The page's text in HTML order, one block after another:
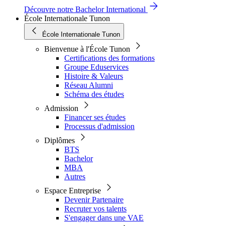
Découvre notre Bachelor International
École Internationale Tunon
École Internationale Tunon
Bienvenue à l'École Tunon
Certifications des formations
Groupe Eduservices
Histoire & Valeurs
Réseau Alumni
Schéma des études
Admission
Financer ses études
Processus d'admission
Diplômes
BTS
Bachelor
MBA
Autres
Espace Entreprise
Devenir Partenaire
Recruter vos talents
S'engager dans une VAE